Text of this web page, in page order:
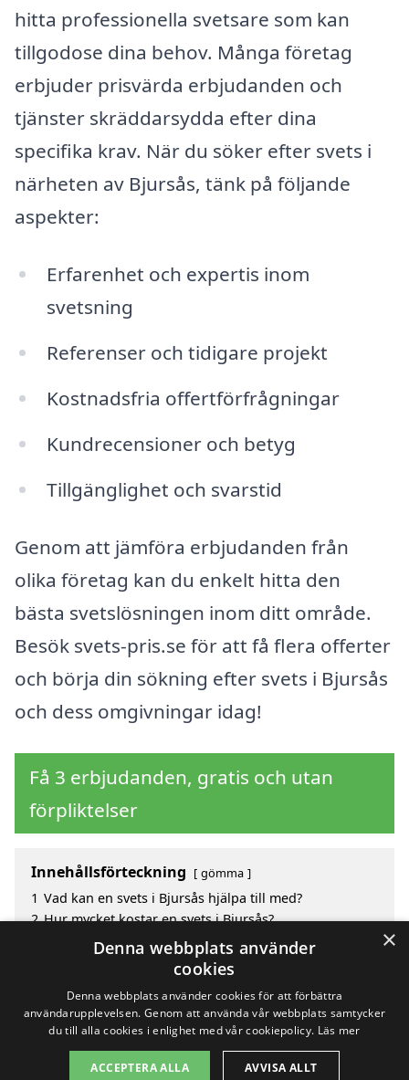
hitta professionella svetsare som kan
tillgodose dina behov. Många företag
erbjuder prisvärda erbjudanden och
tjänster skräddarsydda efter dina
specifika krav. När du söker efter svets i
närheten av Bjursås, tänk på följande
aspekter:
Erfarenhet och expertis inom
svetsning
Referenser och tidigare projekt
Kostnadsfria offertförfrågningar
Kundrecensioner och betyg
Tillgänglighet och svarstid
Genom att jämföra erbjudanden från
olika företag kan du enkelt hitta den
bästa svetslösningen inom ditt område.
Besök svets-pris.se för att få flera offerter
och börja din sökning efter svets i Bjursås
och dess omgivningar idag!
Få 3 erbjudanden, gratis och utan
förpliktelser
Innehållsförteckning gömma
1 Vad kan en svets i Bjursås hjälpa till med?
2 Hur mycket kostar en svets i Bjursås?
Fördelar med att välja svets i Bjursås
Sök efter en skicklig svets i de omgivande städerna
Copyright 2026 - Pilanto Aps
×
Denna webbplats använder
cookies
Denna webbplats använder cookies för att förbättra
användarupplevelsen. Genom att använda vår webbplats samtycker
du till alla cookies i enlighet med vår cookiepolicy. Läs mer
ACCEPTERA ALLA AVVISA ALLT